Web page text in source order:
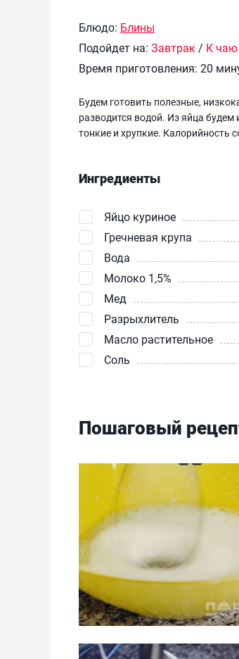
Блюдо: Блины
Подойдет на: Завтрак/ К чаю
Время приготовления: 20
Будем готовить полезные,
разводится водой. Из яйца будем
тонкие и хрупкие. Калорийность
Ингредиенты
Яйцо куриное
Гречневая крупа
Вода
Молоко 1,5%
Мед
Разрыхлитель
Масло растительное
Соль
Пошаговый